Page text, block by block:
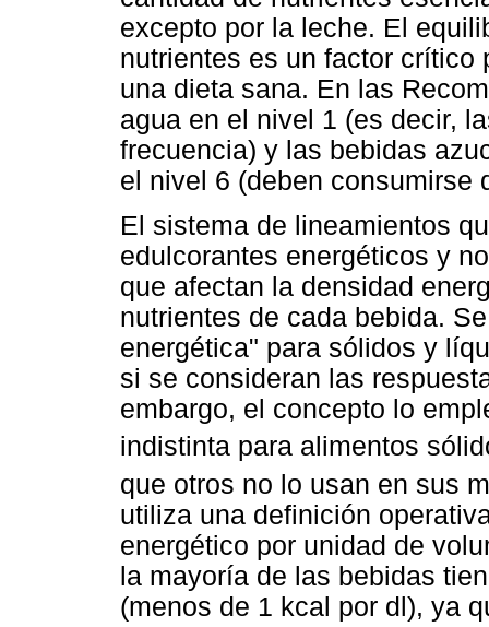
excepto por la leche. El
nutrientes es un factor crítico
una dieta sana. En las
agua en el nivel 1 (es decir,
frecuencia) y las bebidas
el nivel 6 (deben consumirse
El sistema de lineamientos
edulcorantes energéticos y
que afectan la densidad
nutrientes de cada bebida.
energética" para sólidos y
si se consideran las
embargo, el concepto lo
indistinta para alimentos
que otros no lo usan en sus
utiliza una definición
energético por unidad de
la mayoría de las bebidas
(menos de 1 kcal por dl), ya